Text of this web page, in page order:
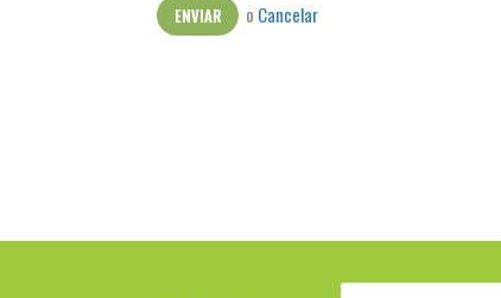
ENVIAR o Cancelar